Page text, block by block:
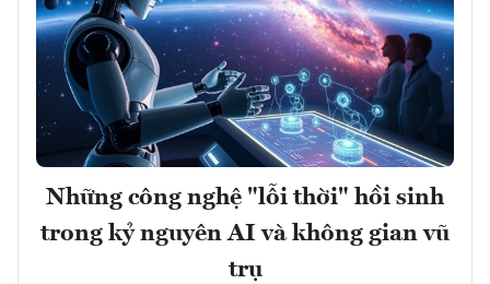
Những công nghệ "lỗi thời" hồi sinh
trong kỷ nguyên AI và không gian vũ
trụ